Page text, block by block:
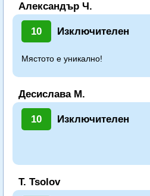
Александър Ч.
10 Изключителен
Мястото е уникално!
Десислава М.
10 Изключителен
T. Tsolov